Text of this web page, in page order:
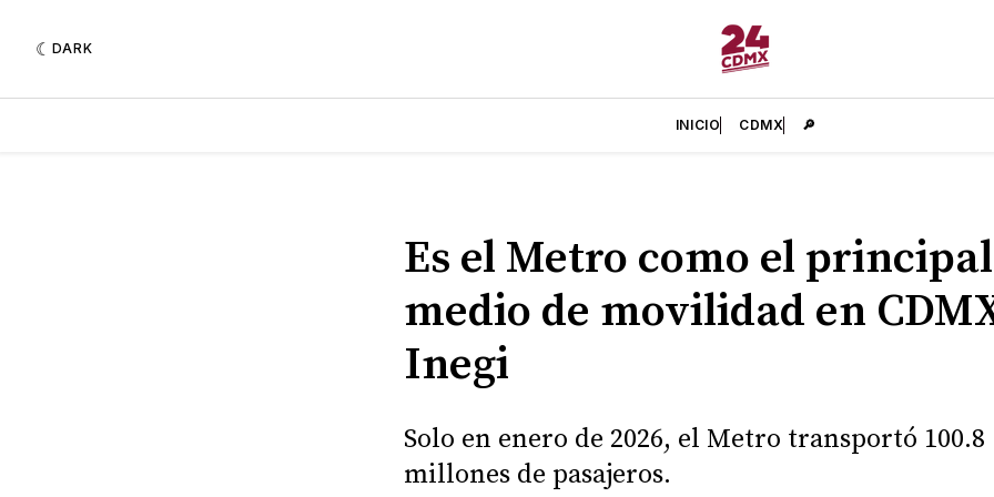
DARK
INICIO CDMX 🔎
Es el Metro como el principal
medio de movilidad en
Inegi
Solo en enero de 2026, el Metro transportó 100.8
millones de pasajeros.